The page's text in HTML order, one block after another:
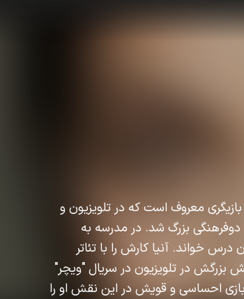
دنیا آمد. او بازیگری معروف است که در تلویزیون و
دوفرهنگی بزرگ شد. در مدرسه به
خواند. آنیا کارش را با تئاتر
بزرگش در تلویزیون در سریال "ویچر"
کرد. بازی احساسی و قویش در این نقش او را